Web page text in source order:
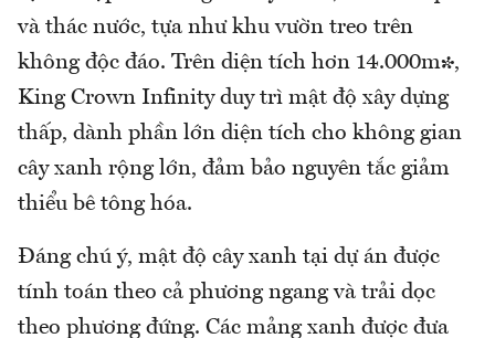
và thác nước, tựa như khu vườn treo trên
không độc đáo. Trên diện tích hơn 14.000m²,
King Crown Infinity duy trì mật độ xây dựng
thấp, dành phần lớn diện tích cho không gian
cây xanh rộng lớn, đảm bảo nguyên tắc giảm
thiểu bê tông hóa.
Đáng chú ý, mật độ cây xanh tại dự án được
tính toán theo cả phương ngang và trải dọc
theo phương đứng. Các mảng xanh được đưa